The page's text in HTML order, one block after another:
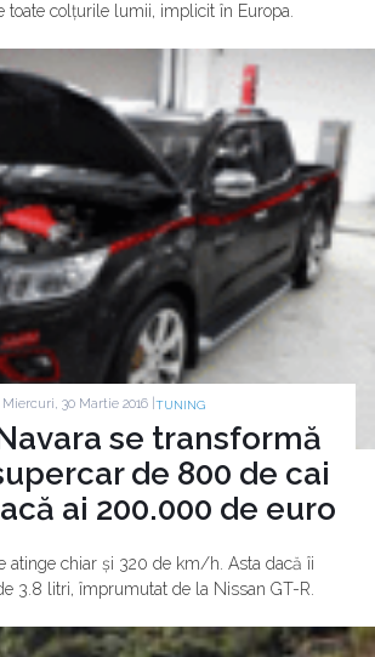
toate colțurile lumii, implicit în Europa.
Miercuri, 30 Martie 2016 | TUNING
se transformă
de 800 de cai
ai 200.000 de euro
atinge chiar și 320 de km/h. Asta dacă îi
3.8 litri, împrumutat de la Nissan GT-R.